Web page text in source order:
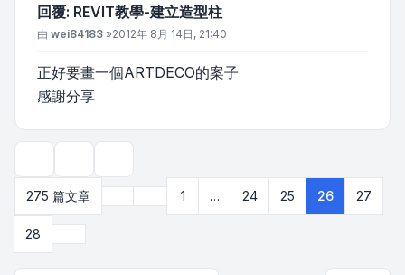
回覆: REVIT教學-建立造型柱
文章
由 wei84183 »2012年 8月 14日, 21:40
正好要畫一個ARTDECO的案子
感謝分享
275 篇文章
第26頁 (共 頁)
上一頁1 … 24 25 26 27
28